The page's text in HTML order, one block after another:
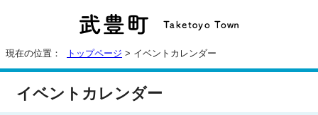
現在の位置： トップページ > イベントカレンダー
イベントカレンダー